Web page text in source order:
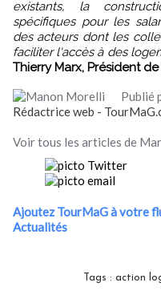
existants, la
spécifiques pour les
des acteurs dont les
faciliter l'accès à des
Thierry Marx, Président de
Rédactrice web -
Voir tous les articles de
Ajoutez TourMaG à votre
Actualités
Tags : action